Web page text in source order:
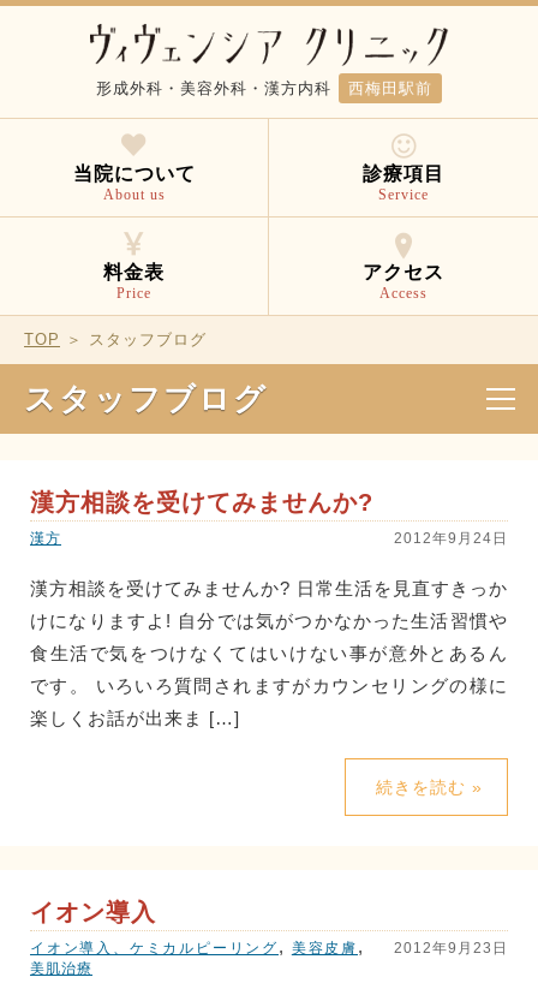
形成外科・美容外科・漢方内科 西梅田駅前
当院について
About us
診療項目
Service
料金表
Price
アクセス
Access
TOP ＞ スタッフブログ
スタッフブログ
漢方相談を受けてみませんか?
漢方 2012年9月24日
漢方相談を受けてみませんか? 日常生活を見直すきっか
けになりますよ! 自分では気がつかなかった生活習慣や
食生活で気をつけなくてはいけない事が意外とあるん
です。 いろいろ質問されますがカウンセリングの様に
楽しくお話が出来ま […]
続きを読む »
イオン導入
イオン導入、ケミカルピーリング , 美容皮膚 ,
美肌治療
2012年9月23日